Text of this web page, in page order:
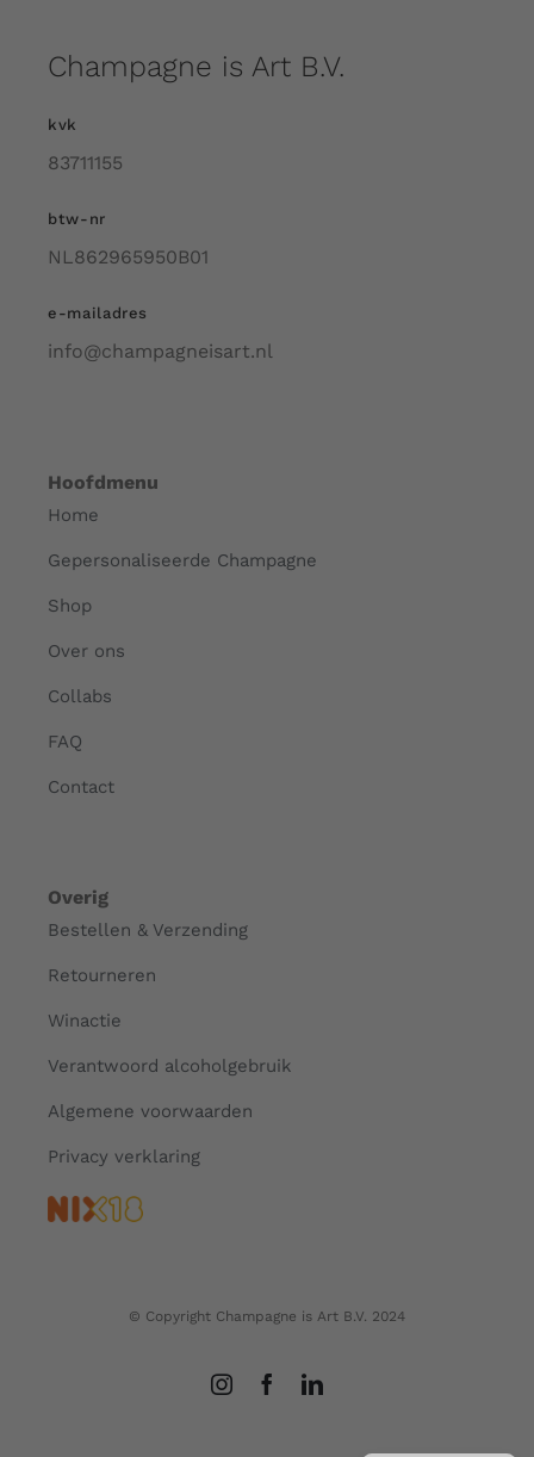
Champagne is Art B.V.
kvk
83711155
btw-nr
NL862965950B01
e-mailadres
info@champagneisart.nl
Hoofdmenu
Home
Gepersonaliseerde Champagne
Shop
Over ons
Collabs
FAQ
Contact
Overig
Bestellen & Verzending
Retourneren
Winactie
Verantwoord alcoholgebruik
Algemene voorwaarden
Privacy verklaring
© Copyright Champagne is Art B.V. 2024